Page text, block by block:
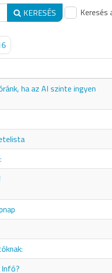
KERESÉS Keresés
ha az AI szinte ingyen
Infó?